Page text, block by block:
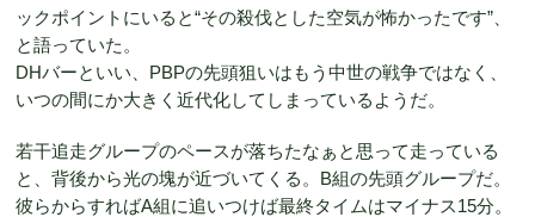
ックポイントにいると“その殺伐とした空気が怖かったです”、
と語っていた。
DHバーといい、PBPの先頭狙いはもう中世の戦争ではなく、
いつの間にか大きく近代化してしまっているようだ。
若干追走グループのペースが落ちたなぁと思って走っている
と、背後から光の塊が近づいてくる。B組の先頭グループだ。
彼らからすればA組に追いつけば最終タイムはマイナス15分。